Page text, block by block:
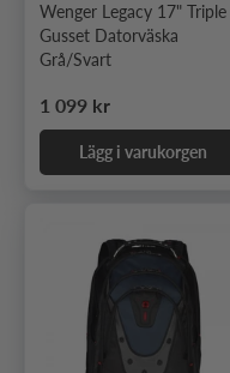
Wenger Legacy 17" Triple
Gusset Datorväska
Grå/Svart
Ordinarie pris
1 099 kr
Lägg i varukorgen